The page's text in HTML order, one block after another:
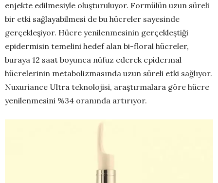
enjekte edilmesiyle oluşturuluyor. Formülün uzun süreli
bir etki sağlayabilmesi de bu hücreler sayesinde
gerçekleşiyor. Hücre yenilenmesinin gerçekleştiği
epidermisin temelini hedef alan bi-floral hücreler,
buraya 12 saat boyunca nüfuz ederek epidermal
hücrelerinin metabolizmasında uzun süreli etki sağlıyor.
Nuxuriance Ultra teknolojisi, araştırmalara göre hücre
yenilenmesini %34 oranında artırıyor.